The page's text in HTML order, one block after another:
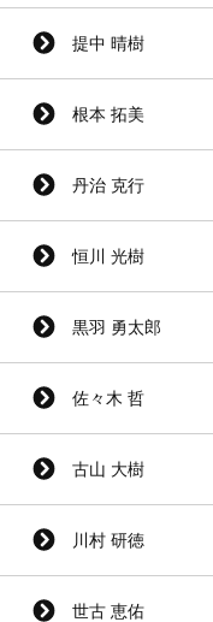
提中 晴樹
根本 拓美
丹治 克行
恒川 光樹
黒羽 勇太郎
佐々木 哲
古山 大樹
川村 研徳
世古 恵佑